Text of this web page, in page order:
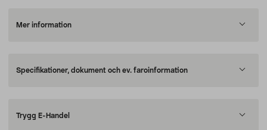
Mer information
Specifikationer, dokument och ev. faroinformation
Trygg E-Handel